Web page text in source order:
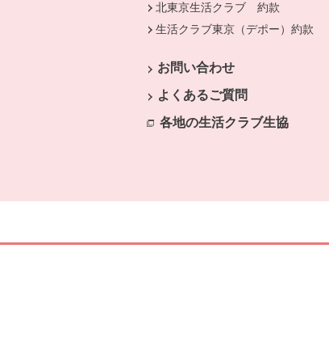
北東京生活クラブ 約款
生活クラブ東京（デポー）約款
お問い合わせ
よくあるご質問
各地の生活クラブ生協